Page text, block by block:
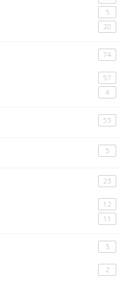
5
28
74
57
4
53
5
23
12
11
3
2